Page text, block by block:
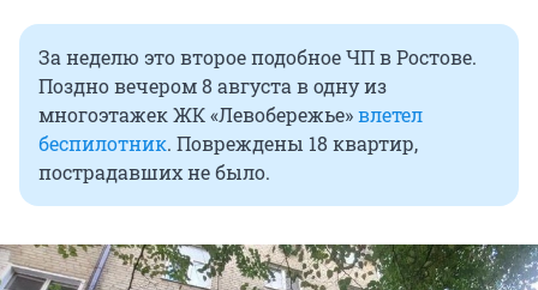
За неделю это второе подобное ЧП в Ростове.
Поздно вечером 8 августа в одну из
многоэтажек ЖК «Левобережье»влетел
беспилотник. Повреждены 18 квартир,
пострадавших не было.